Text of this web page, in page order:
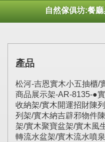
產品
松河-吉恩實木小五抽櫃/
商品展示架-AR-8135-●
收納架/實木開運招財陳
列架/實木納吉辟邪物件
架/實木聚寶盆架/實木風
轉流水盆架/實木流水噴